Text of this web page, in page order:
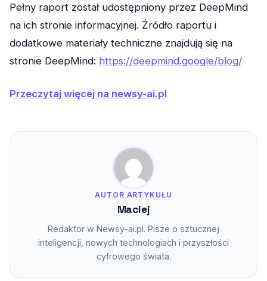
Pełny raport został udostępniony przez DeepMind
na ich stronie informacyjnej. Źródło raportu i
dodatkowe materiały techniczne znajdują się na
stronie DeepMind: https://deepmind.google/blog/
Przeczytaj więcej na newsy-ai.pl
AUTOR ARTYKUŁU
Maciej
Redaktor w Newsy-ai.pl. Pisze o sztucznej
inteligencji, nowych technologiach i przyszłości
cyfrowego świata.